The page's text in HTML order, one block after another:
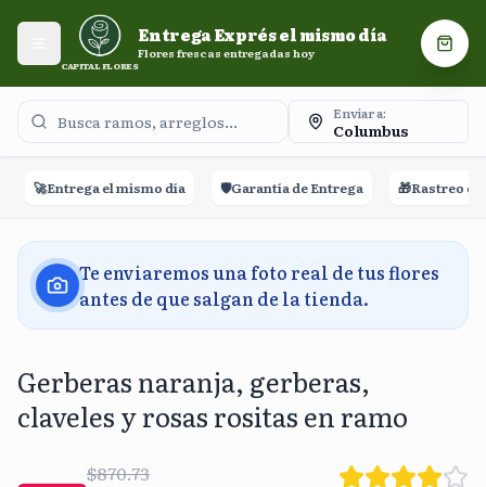
Entrega Exprés el mismo día. Flores frescas entregadas
Abrir menú
CAPITAL FLORES
Entrega Exprés el mismo día
Flores frescas entregadas hoy
Enviar a:
Columbus
Entrega el mismo día Garantía de Entrega Rastreo en
Te enviaremos una foto real de tus flores
antes de que salgan de la tienda.
Gerberas naranja, gerberas,
claveles y rosas rositas en ramo
$870.73